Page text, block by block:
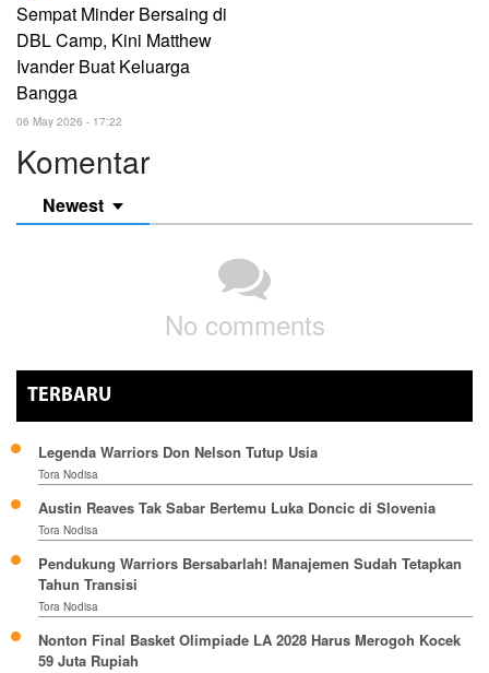
Sempat Minder Bersaing di
DBL Camp, Kini Matthew
Ivander Buat Keluarga
Bangga
06 May 2026 - 17:22
Komentar
Newest
No comments
TERBARU
Legenda Warriors Don Nelson Tutup Usia
Tora Nodisa
Austin Reaves Tak Sabar Bertemu Luka Doncic di Slovenia
Tora Nodisa
Pendukung Warriors Bersabarlah! Manajemen Sudah Tetapkan
Tahun Transisi
Tora Nodisa
Nonton Final Basket Olimpiade LA 2028 Harus Merogoh Kocek
59 Juta Rupiah